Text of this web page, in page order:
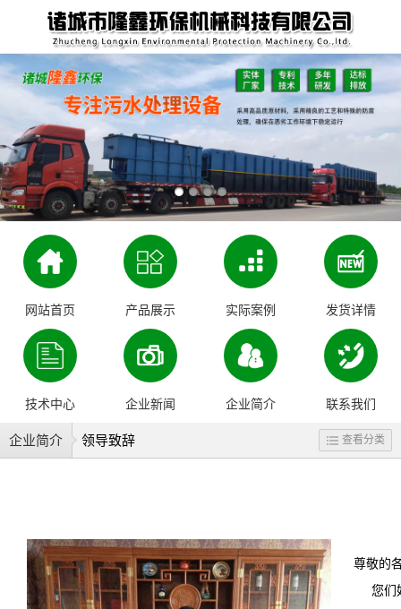
网站首页 产品展示 实际案例 发货详情
技术中心 企业新闻 企业简介 联系我们
企业简介 领导致辞 查看分类
尊敬的
您们